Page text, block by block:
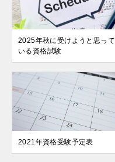
2025年秋に受けようと思って
いる資格試験
2021年資格受験予定表